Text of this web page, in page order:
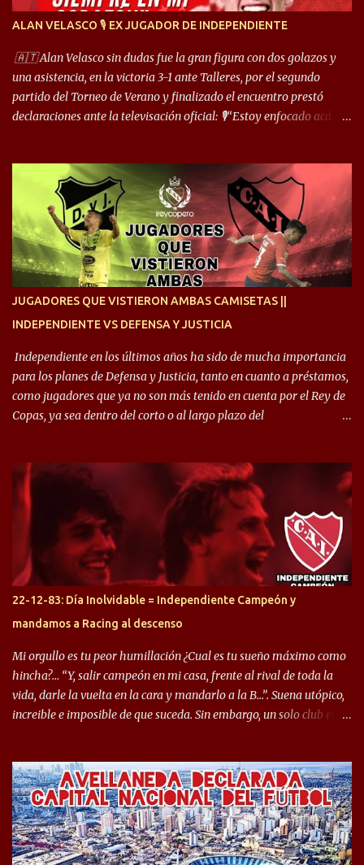
encarar, de enganchar. Pero yo soy un hombre que pica mucho y
arco y tengo más posibilidades”. Sobre lo que le pide el DT,
comentó: “Cuando juego de 9, obviamente me pide presionar, y
cuand...
ALAN VELASCO 🎙 EX JUGADOR DE INDEPENDIENTE
🇦🇹 Alan Velasco sin dudas fue la gran figura con dos golazos y
una asistencia, en la victoria 3-1 ante Talleres, por el segundo
partido del Torneo de Verano y finalizado el encuentro prestó
declaraciones ante la televisación oficial: 🎙️“Estoy enfocado acá.
ojalá sea lo mejor para el club y para mí. Independiente va a estar
siempre en mi corazón”. 🎙️“Siempre que me tocó vestir la camiseta
quise dar lo mejor. Si me toca marcharme, estoy agradecido al
hincha”. 🎙️“El equipo hizo un gran trabajo, quedó demostrado en el
resultado. Es nuestro segundo partido, en la pretemporada nos
enfocamos en la preparación física. El grupo está encontrando la
JUGADORES QUE VISTIERON AMBAS CAMISETAS ||
INDEPENDIENTE VS DEFENSA Y JUSTICIA
Independiente en los últimos años ha sido de mucha importancia
para los planes de Defensa y Justicia, tanto en cuanto a préstamos,
como jugadores que ya no son más tenido en cuenta por el Rey de
Copas, ya sea dentro del corto o al largo plazo del
Halcón de Varela, como lo es Brian Romero, quien paso a
préstamo allí durante el último mercado de pases y ha rendido de
gran manera, convirtiendo goles importantes, sobre todo en la
copa sudamericana. Pero no sucedió lo mismo en cuanto al
rendimiento que ha producido en el Rojo. Pasando a jugadores que
jugaron en Defensa y ahora están en el rojo, tenemos a la dupla
Gastón Togni y Domingo Blanco, donde ambos explotaron
futbolísticamente hablando en el equipo de Varela, donde, por
ejemplo, el caso de Mingo llego a ser tenido en cuenta para el
Seleccionado Argentino, rendimiento que aún no ha logrado
mostrar en Independiente. En e...
22-12-83: Día Inolvidable = Independiente Campeón y
mandamos a Racing al descenso
Mi orgullo es tu peor humillación ¿Cual es tu sueño máximo como
hincha?… “Y, salir campeón en mi casa, frente al rival de toda la
vida, darle la vuelta en la cara y mandarlo a la B…”. Suena utópico,
increible e imposible de que suceda. Sin embargo, un solo club en el
campeonato del '83 año consagratorio para el Rojo y, por el otro, el
haber mandado al descenso a su eterno rival. 22 de diciembre de
1983 es una fecha que pocos hinchas de Independiente pueden
dejar en el olvido. Es que ese día, el "Rojo" derrotó a Racing por 2 a
0, se consagró campeón y, además, mandó al descenso a su eterno